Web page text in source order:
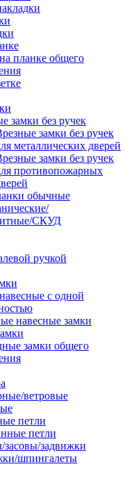
планке общего
замки без ручек
замки без ручек
металлических дверей
замки без ручек
противопожарных
обычные
СКУД
ручкой
с одной
навесные замки
замки общего
ветровые
петли
петли
задвижки
шпингалеты